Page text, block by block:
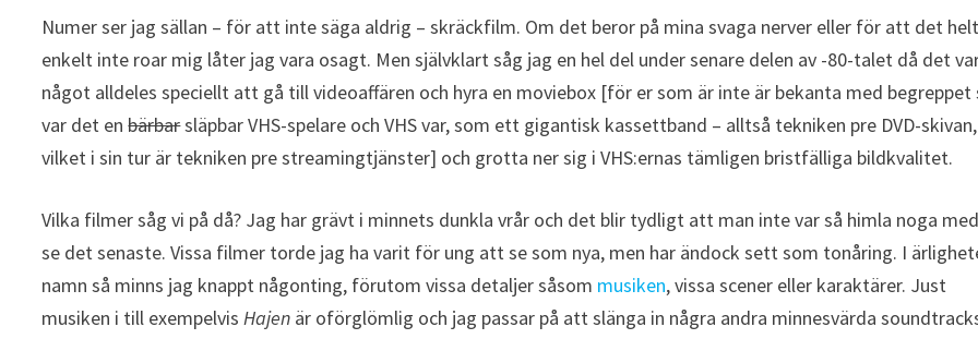
Numer ser jag sällan – för att inte säga aldrig – skräckfilm. Om det beror på mina svaga nerver eller för att det
enkelt inte roar mig låter jag vara osagt. Men självklart såg jag en hel del under senare delen av -80-talet då det
något alldeles speciellt att gå till videoaffären och hyra en moviebox [för er som är inte är bekanta med begreppet
var det enbärbarsläpbar VHS-spelare och VHS var, som ett gigantisk kassettband – alltså tekniken pre DVD-skivan,
vilket i sin tur är tekniken pre streamingtjänster] och grotta ner sig i VHS:ernas tämligen bristfälliga bildkvalitet.
Vilka filmer såg vi på då? Jag har grävt i minnets dunkla vrår och det blir tydligt att man intevar så himla noga
se det senaste. Vissa filmer torde jag ha varit för ung att se som nya, men har ändock sett som tonåring. I
namn så minns jag knappt någonting, förutom vissa detaljer såsom musiken, vissa scener eller karaktärer. Just
musiken i till exempelvisHajen är oförglömlig och jag passar på att slänga in några andra minnesvärda